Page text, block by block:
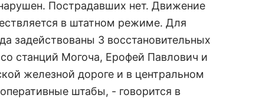
Пострадавших нет. Движение
в штатном режиме. Для
задействованы 3 восстановительных
станций Могоча, Ерофей Павлович и
железной дороге и в центральном
штабы, - говорится в